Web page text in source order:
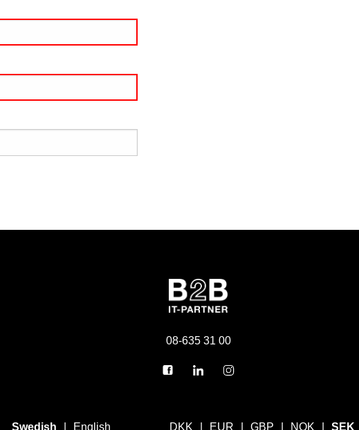
08-635 31 00
Swedish English DKK EUR GBP NOK SEK